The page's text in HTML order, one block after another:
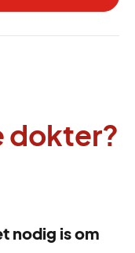
dokter?
nodig is om